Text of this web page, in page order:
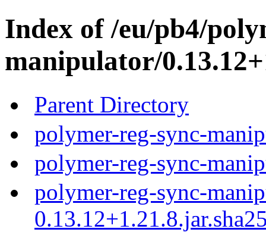
Index of /eu/pb4/
manipulator/
Parent Directory
polymer-reg-sync-
polymer-reg-sync-
polymer-reg-sync-